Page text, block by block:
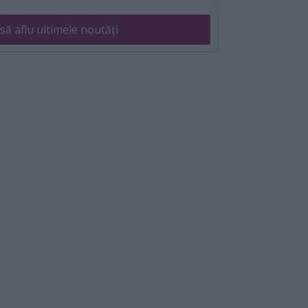
aflu ultimele noutăți